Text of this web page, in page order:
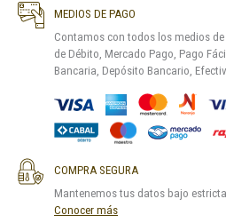
MEDIOS DE PAGO
Contamos con todos los medios
de Débito, Mercado Pago, Pago
Bancaria, Depósito Bancario,
COMPRA SEGURA
Mantenemos tus datos bajo
Conocer más